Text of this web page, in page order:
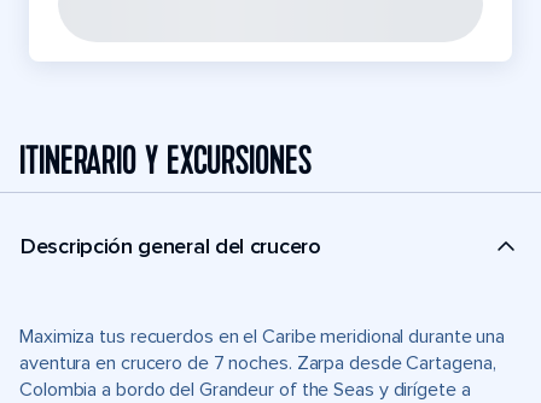
ITINERARIO Y EXCURSIONES
Descripción general del crucero
Maximiza tus recuerdos en el Caribe meridional durante una
aventura en crucero de 7 noches. Zarpa desde Cartagena,
Colombia a bordo del Grandeur of the Seas y dirígete a